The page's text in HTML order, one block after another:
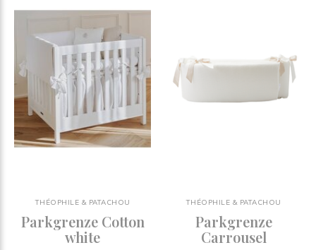
THÉOPHILE & PATACHOU
Parkgrenze Cotton
white
THÉOPHILE & PATACHOU
Parkgrenze
Carrousel